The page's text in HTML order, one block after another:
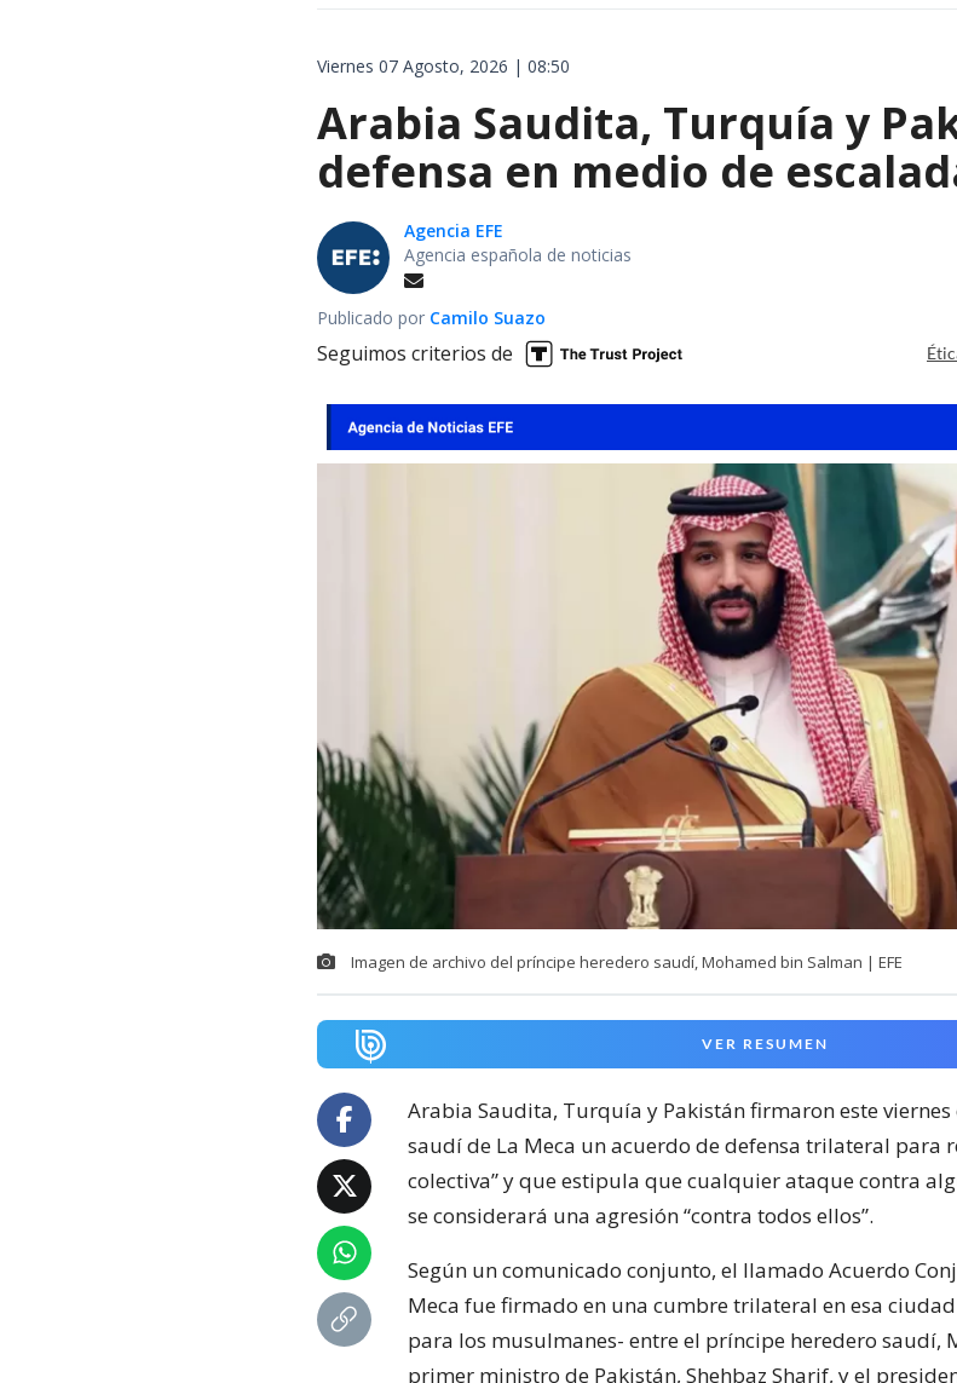
Viernes 07 Agosto, 2026 | 08:50
Arabia Saudita, Turquía y
defensa en medio de
Agencia EFE
Agencia española de noticias
Publicado por Camilo Suazo
Seguimos criterios de
Imagen de archivo del príncipe heredero saudí, Mohamed bin Salman | EFE
VER RESUMEN
Arabia Saudita, Turquía y Pakistán firmaron este
saudí de La Meca un acuerdo de defensa trilateral para
colectiva” y que estipula que cualquier ataque contra
se considerará una agresión “contra todos ellos”.
Según un comunicado conjunto, el llamado Acuerdo
Meca fue firmado en una cumbre trilateral en esa
para los musulmanes- entre el príncipe heredero saudí,
primer ministro de Pakistán, Shehbaz Sharif, y el